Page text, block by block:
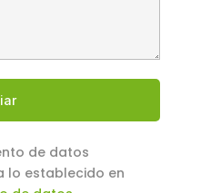
de datos
lo establecido en